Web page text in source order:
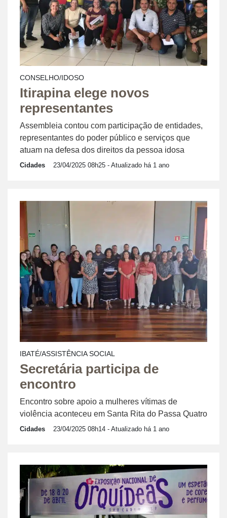
CONSELHO/IDOSO
Itirapina elege novos
representantes
Assembleia contou com participação de entidades,
representantes do poder público e serviços que
atuam na defesa dos direitos da pessoa idosa
Cidades 23/04/2025 08h25 - Atualizado há 1 ano
IBATÉ/ASSISTÊNCIA SOCIAL
Secretária participa de
encontro
Encontro sobre apoio a mulheres vítimas de
violência aconteceu em Santa Rita do Passa Quatro
Cidades 23/04/2025 08h14 - Atualizado há 1 ano